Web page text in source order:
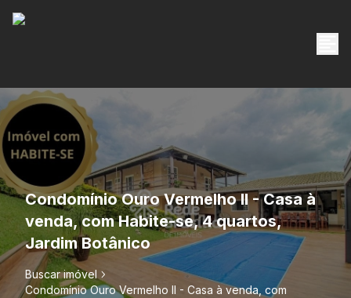
Condomínio Ouro Vermelho II - Casa à
venda, com Habite-se, 4 quartos,
Jardim Botânico
Buscar imóvel
Condomínio Ouro Vermelho II - Casa à venda, com